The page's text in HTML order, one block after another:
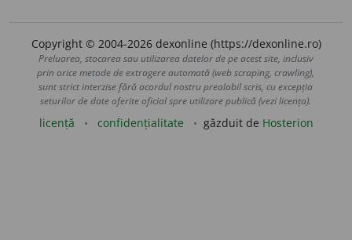
Copyright © 2004-2026 dexonline (https://dexonline.ro)
Preluarea, stocarea sau utilizarea datelor de pe acest site, inclusiv
prin orice metode de extragere automată (web scraping, crawling),
sunt strict interzise fără acordul nostru prealabil scris, cu excepția
seturilor de date oferite oficial spre utilizare publică (vezi licența).
licență confidențialitate găzduit de Hosterion